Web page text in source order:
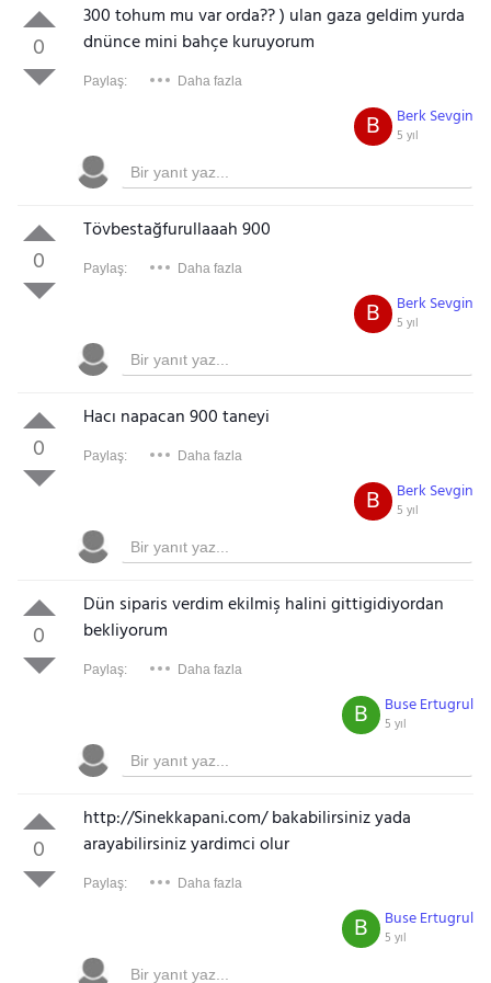
0
300 tohum mu var orda?? ) ulan gaza geldim yurda
dnünce mini bahçe kuruyorum
Paylaş: Daha fazla
Berk Sevgin
5 yıl
B
0
Tövbestağfurullaaah 900
Paylaş: Daha fazla
Berk Sevgin
5 yıl
B
0
Hacı napacan 900 taneyi
Paylaş: Daha fazla
Berk Sevgin
5 yıl
B
0
Dün siparis verdim ekilmiş halini gittigidiyordan
bekliyorum
Paylaş: Daha fazla
Buse Ertugrul
5 yıl
B
0
http://Sinekkapani.com/ bakabilirsiniz yada
arayabilirsiniz yardimci olur
Paylaş: Daha fazla
Buse Ertugrul
5 yıl
B